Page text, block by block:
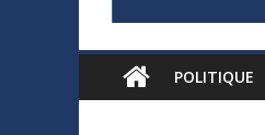
POLITIQUE